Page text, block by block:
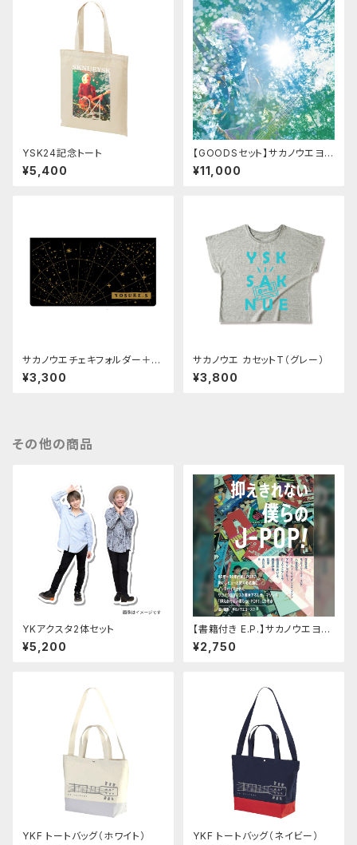
YSK24記念トート
¥5,400
【GOODSセット】サカノウエヨー
スケ アルバム(2枚組)＋グッズセ
ット
¥11,000
サカノウエチェキフォルダー＋チ
ェキ1枚
¥3,300
サカノウエ カセットT（グレー）
¥3,800
その他の商品
YKアクスタ2体セット
¥5,200
【書籍付き E.P.】サカノウエヨー
スケ「抑えきれない僕らの J-PO
P」
¥2,750
YKF トートバッグ（ホワイト） YKF トートバッグ（ネイビー）